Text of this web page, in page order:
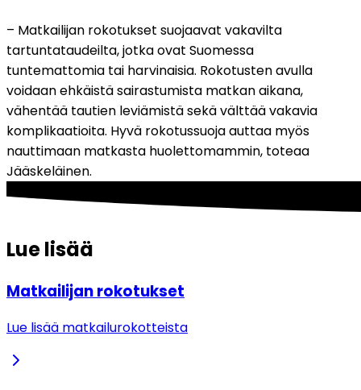
– Matkailijan rokotukset suojaavat vakavilta
tartuntataudeilta, jotka ovat Suomessa
tuntemattomia tai harvinaisia. Rokotusten avulla
voidaan ehkäistä sairastumista matkan aikana,
vähentää tautien leviämistä sekä välttää vakavia
komplikaatioita. Hyvä rokotussuoja auttaa myös
nauttimaan matkasta huolettomammin, toteaa
Jääskeläinen.
Lue lisää
Matkailijan rokotukset
Lue lisää matkailurokotteista